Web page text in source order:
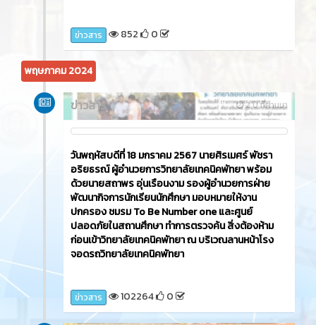
ข่าวสาร 852 0
พฤษภาคม 2024
2 ปี ที่ผ่านมา
ข่าวสาร
วันพฤหัสบดีที่ 18 มกราคม 2567 นายศิรเมศร์ พัชรา
อริยธรณ์ ผู้อำนวยการวิทยาลัยเทคนิคพัทยา พร้อม
ด้วยนายสถาพร อุ่นเรือนงาม รองผู้อำนวยการฝ่าย
พัฒนากิจการนักเรียนนักศึกษา มอบหมายให้งาน
ปกครอง ชมรม To Be Number one และศูนย์
ปลอดภัยในสถานศึกษา ทำการตรวจค้น สิ่งต้องห้าม
ก่อนเข้าวิทยาลัยเทคนิคพัทยา ณ บริเวณลานหน้าโรง
จอดรถวิทยาลัยเทคนิคพัทยา
ข่าวสาร 102264 0